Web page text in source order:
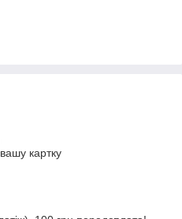
картку